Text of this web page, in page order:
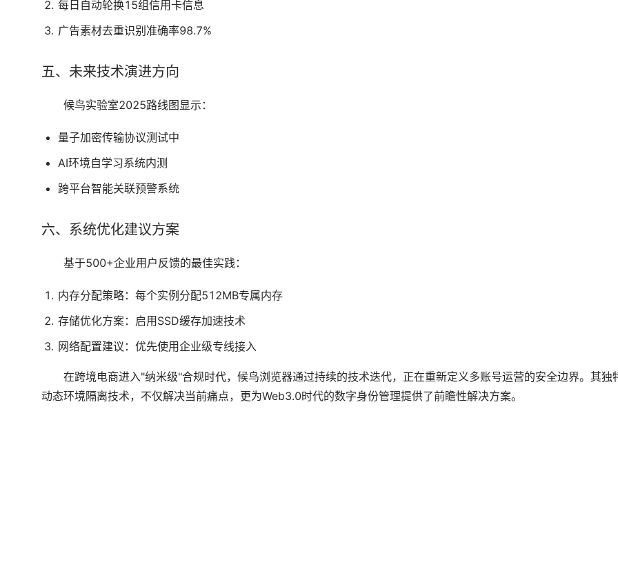
每日自动轮换15组信用卡信息
广告素材去重识别准确率98.7%
五、未来技术演进方向
候鸟实验室2025路线图显示：
量子加密传输协议测试中
AI环境自学习系统内测
跨平台智能关联预警系统
六、系统优化建议方案
基于500+企业用户反馈的最佳实践：
内存分配策略：每个实例分配512MB专属内存
存储优化方案：启用SSD缓存加速技术
网络配置建议：优先使用企业级专线接入
在跨境电商进入"纳米级"合规时代，候鸟浏览器通过持续的技术迭代，正在重新定义多账号运营的安全边界。其独
动态环境隔离技术，不仅解决当前痛点，更为Web3.0时代的数字身份管理提供了前瞻性解决方案。